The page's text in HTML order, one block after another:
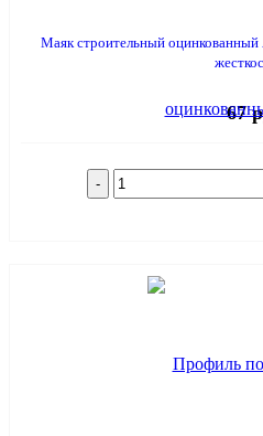
Маяк строительный
67